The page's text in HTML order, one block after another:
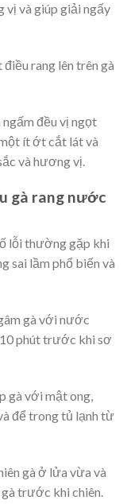
vị và giúp giải ngấy
rang lên trên gà
đều vị ngọt
ít ớt cắt lát và
và hương vị.
gà rang nước
lỗi thường gặp khi
sai lầm phổ biến và
gà với nước
phút trước khi sơ
gà với mật ong,
để trong tủ lạnh từ
gà ở lửa vừa và
trước khi chiên.